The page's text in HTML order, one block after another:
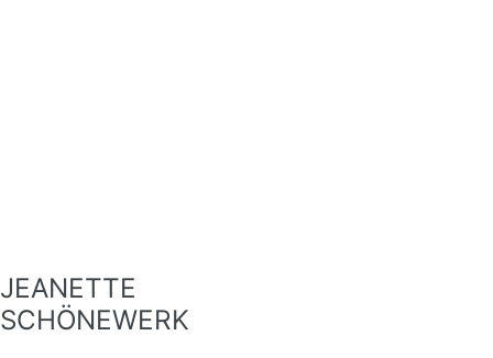
JEANETTE
SCHÖNEWERK